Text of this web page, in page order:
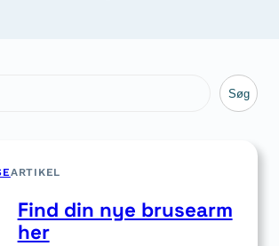
Søg
ARTIKEL
Find din nye brusearm
her